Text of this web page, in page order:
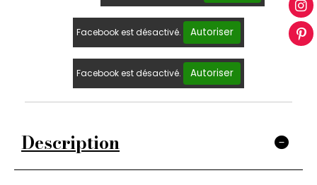
Facebook est désactivé. Autoriser
Facebook est désactivé. Autoriser
Description